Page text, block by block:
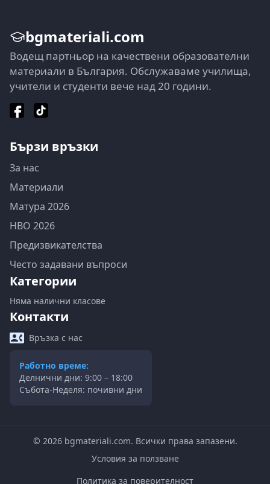
bgmateriali.com
Водещ партньор на качествени образователни
материали в България. Обслужаваме училища,
учители и студенти вече над 20 години.
Бързи връзки
За нас
Материали
Матура 2026
НВО 2026
Предизвикателства
Често задавани въпроси
Категории
Няма налични класове
Контакти
Връзка с нас
Работно време:
Делнични дни: 9:00 – 18:00
Събота-Неделя: почивни дни
© 2026bgmateriali.com. Всички права запазени.
Условия за ползване
Политика за поверителност